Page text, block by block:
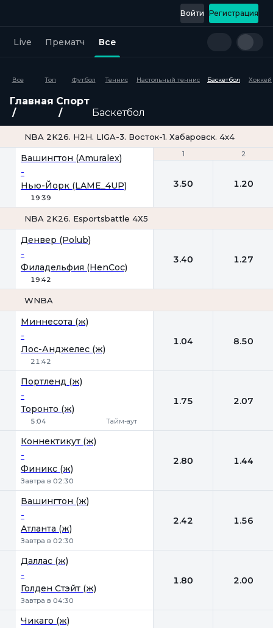
Регистрация
Войти
Live Прематч Все
Все Топ Футбол Теннис Настольный теннис Баскетбол Хоккей
Главная Спорт
Баскетбол
NBA 2K26. H2H. LIGA-3. Восток-1. Хабаровск. 4х4
1 2
Вашингтон (Amuralex)
-
Нью-Йорк (LAME_4UP)
19:39
1 2
3.50 1.20
NBA 2K26. Esportsbattle 4Х5
Денвер (Polub)
-
Филадельфия (HenCoc)
19:42
3.40 1.27
WNBA
Миннесота (ж)
-
Лос-Анджелес (ж)
21:42
1.04 8.50
Портленд (ж)
-
Торонто (ж)
5:04 Тайм-аут
1.75 2.07
Коннектикут (ж)
-
Финикс (ж)
Завтра в 02:30
2.80 1.44
Вашингтон (ж)
-
Атланта (ж)
Завтра в 02:30
2.42 1.56
Даллас (ж)
-
Голден Стэйт (ж)
Завтра в 04:30
1.80 2.00
Чикаго (ж)